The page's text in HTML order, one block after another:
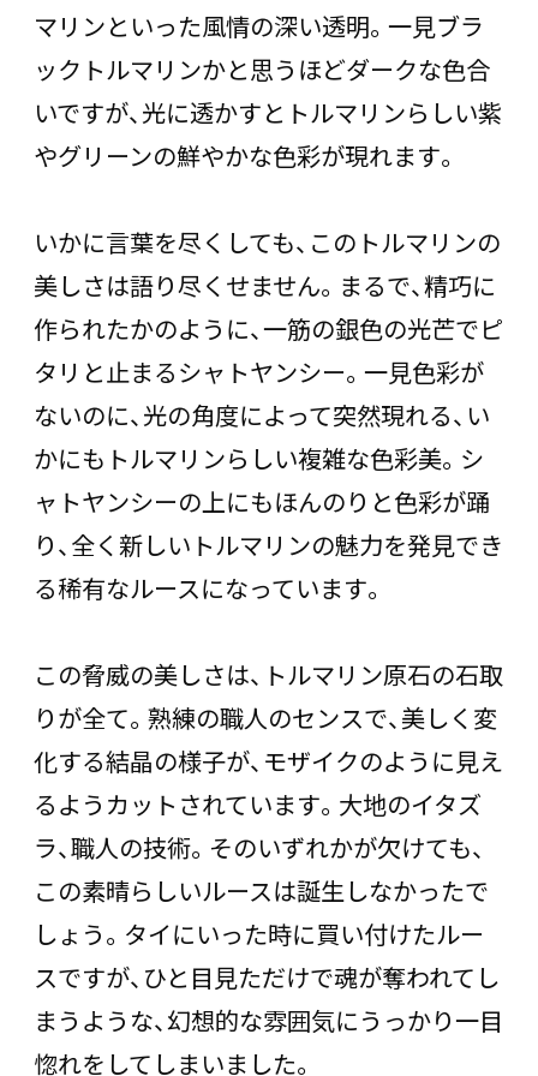
マリンといった風情の深い透明。一見ブラ
ックトルマリンかと思うほどダークな色合
いですが、光に透かすとトルマリンらしい紫
やグリーンの鮮やかな色彩が現れます。
いかに言葉を尽くしても、このトルマリンの
美しさは語り尽くせません。まるで、精巧に
作られたかのように、一筋の銀色の光芒でピ
タリと止まるシャトヤンシー。一見色彩が
ないのに、光の角度によって突然現れる、い
かにもトルマリンらしい複雑な色彩美。シ
ャトヤンシーの上にもほんのりと色彩が踊
り、全く新しいトルマリンの魅力を発見でき
る稀有なルースになっています。
この脅威の美しさは、トルマリン原石の石取
りが全て。熟練の職人のセンスで、美しく変
化する結晶の様子が、モザイクのように見え
るようカットされています。大地のイタズ
ラ、職人の技術。そのいずれかが欠けても、
この素晴らしいルースは誕生しなかったで
しょう。タイにいった時に買い付けたルー
スですが、ひと目見ただけで魂が奪われてし
まうような、幻想的な雰囲気にうっかり一目
惚れをしてしまいました。